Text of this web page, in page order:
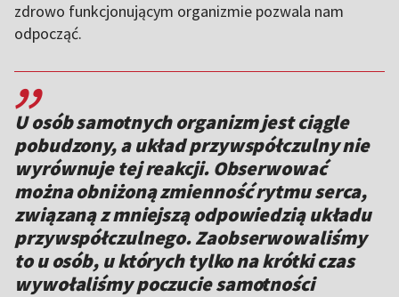
zdrowo funkcjonującym organizmie pozwala nam
odpocząć.
,,
U osób samotnych organizm jest ciągle
pobudzony, a układ przywspółczulny nie
wyrównuje tej reakcji. Obserwować
można obniżoną zmienność rytmu serca,
związaną z mniejszą odpowiedzią układu
przywspółczulnego. Zaobserwowaliśmy
to u osób, u których tylko na krótki czas
wywołaliśmy poczucie samotności